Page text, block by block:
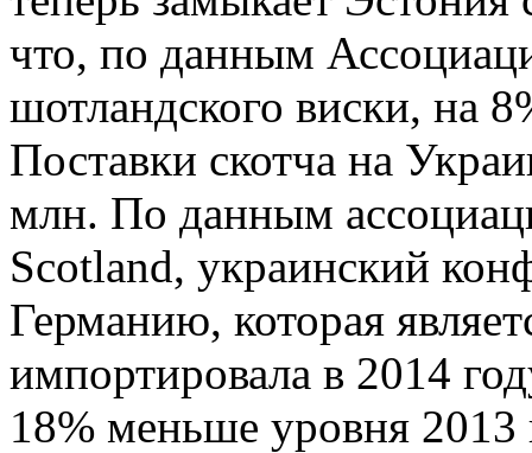
что, по данным
шотландского виски, на
Поставки скотча на
млн. По данным
Scotland, украинский
Германию, которая
импортировала в 2014
18% меньше уровня 2013